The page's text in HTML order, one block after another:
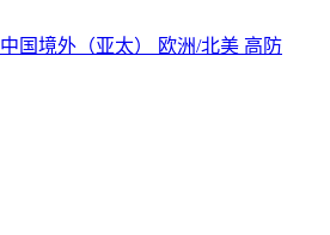
中国境外（亚太） 欧洲/北美 高防